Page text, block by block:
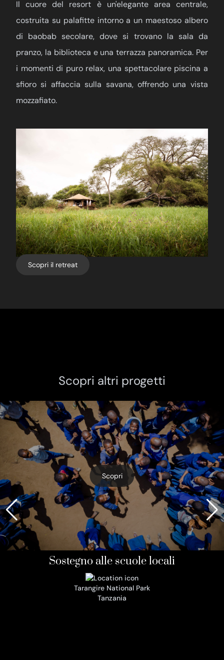
Il cuore del resort è un'elegante area centrale,
costruita su palafitte intorno a un maestoso albero
di baobab secolare, dove si trovano la sala da
pranzo, la biblioteca e una terrazza panoramica. Per
i momenti di puro relax, una spettacolare piscina a
sfioro si affaccia sulla savana, offrendo una vista
mozzafiato.
Scopri il retreat
Scopri altri progetti
Scopri
Sostegno alle scuole locali
Tarangire National Park
Tanzania